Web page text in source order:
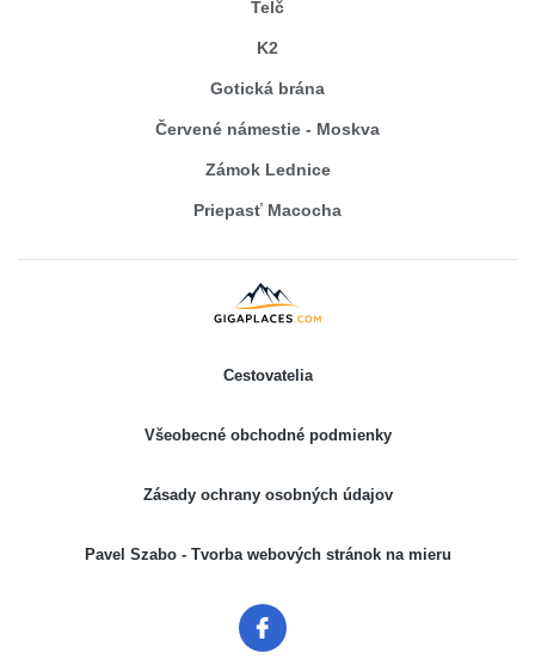
Telč
K2
Gotická brána
Červené námestie - Moskva
Zámok Lednice
Priepasť Macocha
Cestovatelia
Všeobecné obchodné podmienky
Zásady ochrany osobných údajov
Pavel Szabo - Tvorba webových stránok na mieru